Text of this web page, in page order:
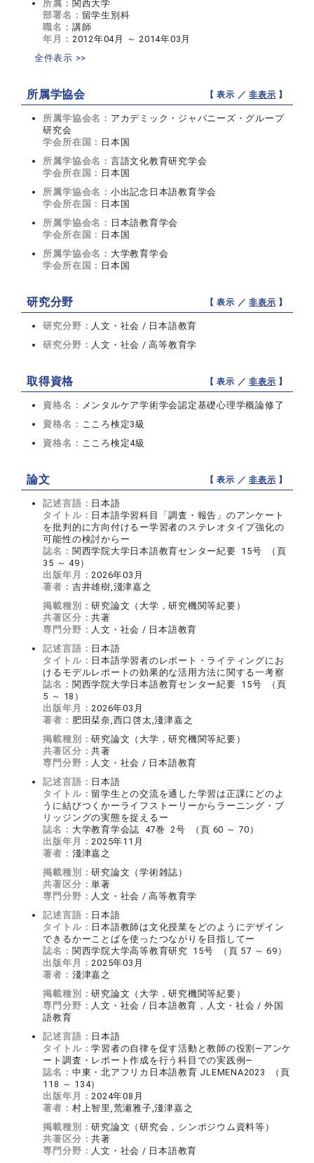
所属： 関西大学
部署名： 留学生別科
職名： 講師
年月： 2012年04月 ～ 2014年03月
全件表示 >>
所属学協会 【 表示 ／非表示 】
所属学協会名： アカデミック・ジャパニーズ・グループ
研究会
学会所在国： 日本国
所属学協会名： 言語文化教育研究学会
学会所在国： 日本国
所属学協会名： 小出記念日本語教育学会
学会所在国： 日本国
所属学協会名： 日本語教育学会
学会所在国： 日本国
所属学協会名： 大学教育学会
学会所在国： 日本国
研究分野 【 表示 ／非表示 】
研究分野： 人文・社会 / 日本語教育
研究分野： 人文・社会 / 高等教育学
取得資格 【 表示 ／非表示 】
資格名： メンタルケア学術学会認定基礎心理学概論修了
資格名： こころ検定3級
資格名： こころ検定4級
論文 【 表示 ／非表示 】
記述言語： 日本語
タイトル： 日本語学習科目「調査・報告」のアンケート
を批判的に方向付けるー学習者のステレオタイプ強化の
可能性の検討からー
誌名： 関西学院大学日本語教育センター紀要 15号 （頁
35 ～ 49）
出版年月：2026年03月
著者： 吉井雄樹,淺津嘉之
掲載種別：研究論文（大学，研究機関等紀要）
共著区分：共著
専門分野： 人文・社会 / 日本語教育
記述言語： 日本語
タイトル： 日本語学習者のレポート・ライティングにお
けるモデルレポートの効果的な活用方法に関する一考察
誌名： 関西学院大学日本語教育センター紀要 15号 （頁
5 ～ 18）
出版年月：2026年03月
著者： 肥田栞奈,西口啓太,淺津嘉之
掲載種別：研究論文（大学，研究機関等紀要）
共著区分：共著
専門分野： 人文・社会 / 日本語教育
記述言語： 日本語
タイトル： 留学生との交流を通した学習は正課にどのよ
うに結びつくかーライフストーリーからラーニング・ブ
リッジングの実態を捉えるー
誌名： 大学教育学会誌 47巻 2号 （頁 60 ～ 70）
出版年月：2025年11月
著者： 淺津嘉之
掲載種別：研究論文（学術雑誌）
共著区分：単著
専門分野： 人文・社会 / 高等教育学
記述言語： 日本語
タイトル： 日本語教師は文化授業をどのようにデザイン
できるかーことばを使ったつながりを目指してー
誌名： 関西学院大学高等教育研究 15号 （頁 57 ～ 69）
出版年月：2025年03月
著者： 淺津嘉之
掲載種別：研究論文（大学，研究機関等紀要）
専門分野： 人文・社会 / 日本語教育，人文・社会 / 外国
語教育
記述言語： 日本語
タイトル：学習者の自律を促す活動と教師の役割―アンケ
ート調査・レポート作成を行う科目での実践例―
誌名： 中東・北アフリカ日本語教育 JLEMENA2023 （頁
118 ～ 134）
出版年月：2024年08月
著者： 村上智里,荒瀬雅子,淺津嘉之
掲載種別：研究論文（研究会，シンポジウム資料等）
共著区分：共著
専門分野： 人文・社会 / 日本語教育